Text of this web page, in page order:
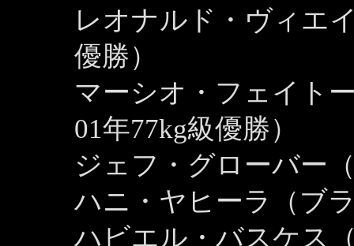
レオナルド・ヴィエ
優勝）
マーシオ・フェイト
01年77kg級優勝）
ジェフ・グローバー
ハニ・ヤヒーラ（ブ
ハビエル・バスケス